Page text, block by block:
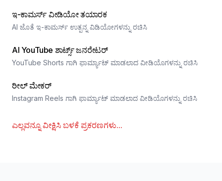
ಇ-ಕಾಮರ್ಸ್ ವೀಡಿಯೋ ತಯಾರಕ
AI ಜೊತೆ ಇ-ಕಾಮರ್ಸ್ ಉತ್ಪನ್ನ ವಿಡಿಯೋಗಳನ್ನು ರಚಿಸಿ
AI YouTube ಶಾರ್ಟ್ಸ್ ಜನರೇಟರ್
YouTube Shorts ಗಾಗಿ ಫಾರ್ಮ್ಯಾಟ್ ಮಾಡಲಾದ ವೀಡಿಯೊಗಳನ್ನು ರಚಿಸಿ
ರೀಲ್ ಮೇಕರ್
Instagram Reels ಗಾಗಿ ಫಾರ್ಮ್ಯಾಟ್ ಮಾಡಲಾದ ವೀಡಿಯೊಗಳನ್ನು ರಚಿಸಿ
ಎಲ್ಲವನ್ನೂ ವೀಕ್ಷಿಸಿ ಬಳಕೆ ಪ್ರಕರಣಗಳು...